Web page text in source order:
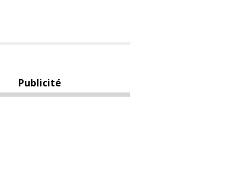
Publicité